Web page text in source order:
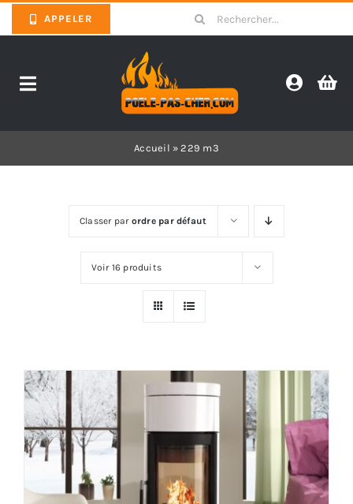
to
APPELER
Search
for:
Toggle
Foyers
Cuisinières
Accueil »229 m3
Classer par ordre par défaut
Voir 16 produits